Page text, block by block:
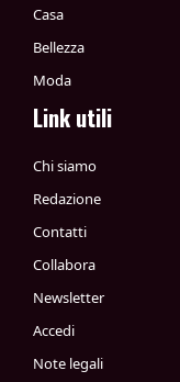
Casa
Bellezza
Moda
Link utili
Chi siamo
Redazione
Contatti
Collabora
Newsletter
Accedi
Note legali